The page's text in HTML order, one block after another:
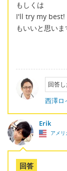
もしくは
I'll try my best!
もいいと思いま
回答
西澤ロ
Erik
アメリ
回答